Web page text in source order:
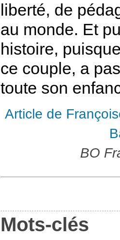
liberté, de
au monde. Et
histoire,
ce couple, a
toute son
Article de
BO
Mots-clés